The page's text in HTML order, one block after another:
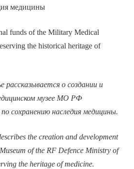
медицины
funds of the Military Medical
the historical heritage of
рассказывается о создании и
музее МО РФ
сохранению наследия медицины.
the creation and development
of the RF Defence Ministry of
the heritage of medicine.